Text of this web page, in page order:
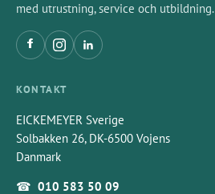
med utrustning, service och utbildning.
KONTAKT
EICKEMEYER Sverige
Solbakken 26, DK-6500 Vojens
Danmark
☎ 010 583 50 09